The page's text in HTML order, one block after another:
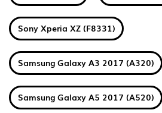
Sony Xperia XZ (F8331)
Samsung Galaxy A3 2017 (A320)
Samsung Galaxy A5 2017 (A520)